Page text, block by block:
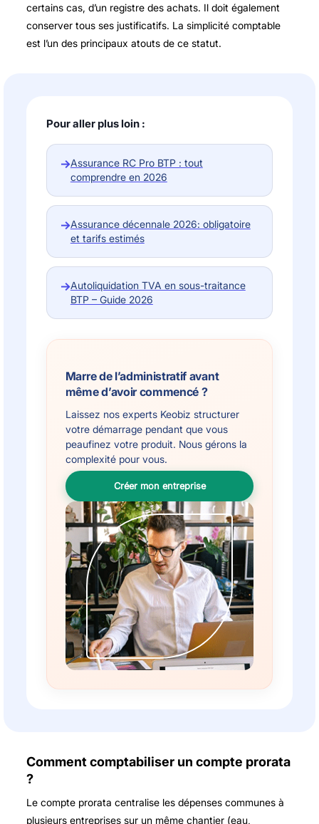
certains cas, d’un registre des achats. Il doit également
conserver tous ses justificatifs. La simplicité comptable
est l’un des principaux atouts de ce statut.
Pour aller plus loin :
→Assurance RC Pro BTP : tout
comprendre en 2026
→Assurance décennale 2026: obligatoire
et tarifs estimés
→Autoliquidation TVA en sous-traitance
BTP – Guide 2026
Marre de l’administratif avant
même d’avoir commencé ?
Laissez nos experts Keobiz structurer
votre démarrage pendant que vous
peaufinez votre produit. Nous gérons la
complexité pour vous.
Créer mon entreprise
Comment comptabiliser un compte prorata
?
Le compte prorata centralise les dépenses communes à
plusieurs entreprises sur un même chantier (eau,